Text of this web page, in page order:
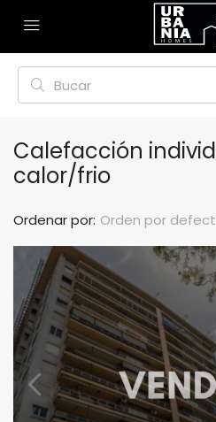
Calefacción
calor/frio
Ordenar por: Orden por